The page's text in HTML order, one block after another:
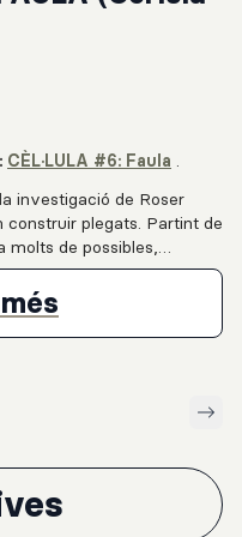
CÈL·LULA #6: Faula .
investigació de Roser
construir plegats. Partint de
molts de possibles,
i els vincles que
diversos eixos:La
la capacitat
en ser projectades, es
idea d'un "puzle, un cos fet
a la confiança mútua i la
fabuloses" i
la línia de treballs